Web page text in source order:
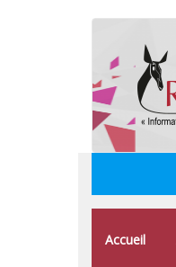
Accueil